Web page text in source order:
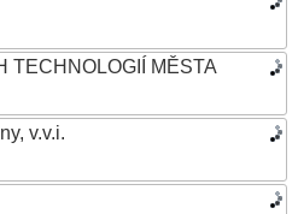
TECHNOLOGIÍ MĚSTA
v.v.i.